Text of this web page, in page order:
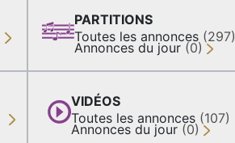
PARTITIONS
Toutes les annonces (297)
Annonces du jour (0)
VIDÉOS
Toutes les annonces (107)
Annonces du jour (0)